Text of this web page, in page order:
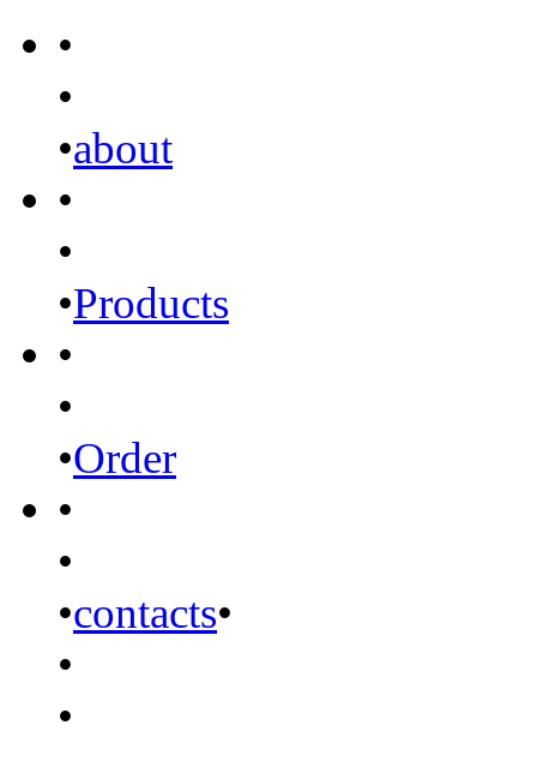
•
•
•about
•
•
•Products
•
•
•Order
•
•
•contacts•
•
•